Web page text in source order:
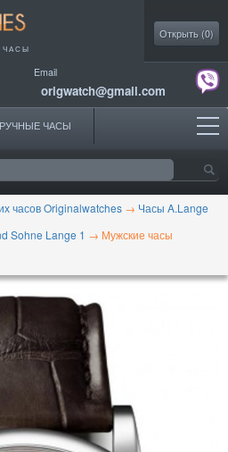
Email
origwatch@gmail.com
Открыть (0)
ЧАСЫ
часов Originalwatches → Часы A.Lange
Sohne Lange 1 → Мужские часы